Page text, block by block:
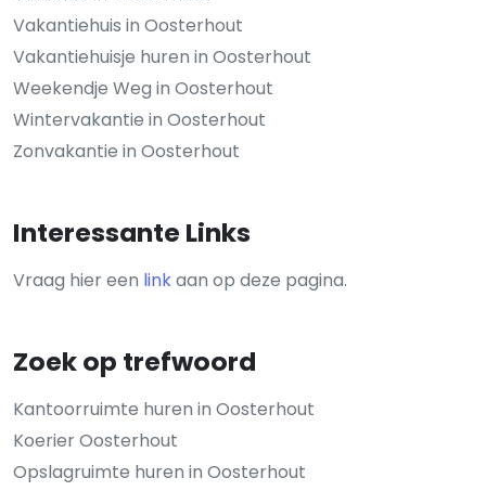
Vakantiehuis in Oosterhout
Vakantiehuisje huren in Oosterhout
Weekendje Weg in Oosterhout
Wintervakantie in Oosterhout
Zonvakantie in Oosterhout
Interessante Links
Vraag hier een linkaan op deze pagina.
Zoek op trefwoord
Kantoorruimte huren in Oosterhout
Koerier Oosterhout
Opslagruimte huren in Oosterhout